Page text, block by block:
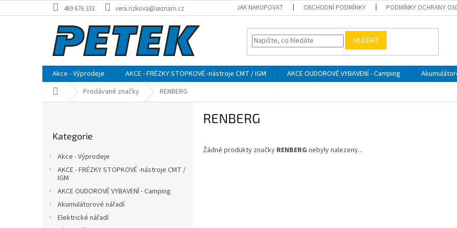
na
469 676 333 vera.rizkova@seznam.cz JAK NAKUPOVAT OBCHODNÍ PODMÍNKY PODMÍNKY OCHRANY
HLEDAT
Akce - Výprodeje AKCE - FRÉZKY STOPKOVÉ -nástroje CMT / IGM AKCE OUDOROVÉ VYBAVENÍ - Camping
Domů Prodávané značky RENBERG
kategorie
Kategorie
Akce - Výprodeje
AKCE - FRÉZKY STOPKOVÉ -nástroje CMT /
IGM
AKCE OUDOROVÉ VYBAVENÍ - Camping
Akumulátorové nářadí
Elektrické nářadí
RENBERG
Žádné produkty značky RENBERG nebyly nalezeny...